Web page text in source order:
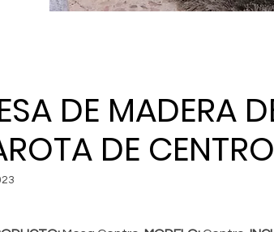
DE MADERA
DE